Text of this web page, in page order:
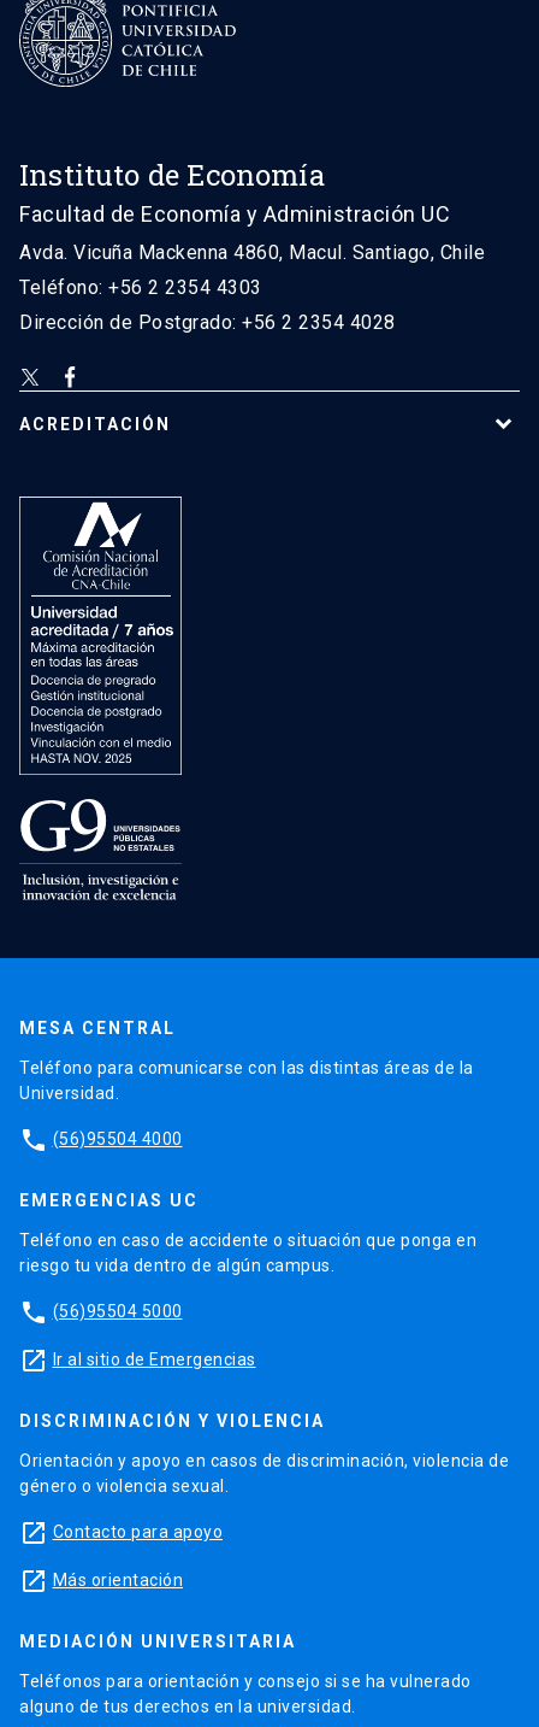
Instituto de Economía
Facultad de Economía y Administración UC
Avda. Vicuña Mackenna 4860, Macul. Santiago, Chile
Teléfono: +56 2 2354 4303
Dirección de Postgrado: +56 2 2354 4028
ACREDITACIÓN
MESA CENTRAL
Teléfono para comunicarse con las distintas áreas de la
Universidad.
phone (56)95504 4000
EMERGENCIAS UC
Teléfono en caso de accidente o situación que ponga en
riesgo tu vida dentro de algún campus.
phone (56)95504 5000
launch Ir al sitio de Emergencias
DISCRIMINACIÓN Y VIOLENCIA
Orientación y apoyo en casos de discriminación, violencia de
género o violencia sexual.
launch Contacto para apoyo
launch Más orientación
MEDIACIÓN UNIVERSITARIA
Teléfonos para orientación y consejo si se ha vulnerado
alguno de tus derechos en la universidad.